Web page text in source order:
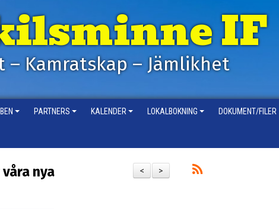
IF
– Kamratskap – Jämlikhet
PARTNERS KALENDER LOKALBOKNING DOKUMENT/FILER
>
<
nya